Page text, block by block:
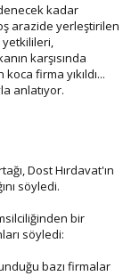
kadar
arazide yerleştirilen
karşısında
firma yıkıldı...
anlatıyor.
Dost Hırdavat'ın
söyledi.
bir
söyledi:
bazı firmalar